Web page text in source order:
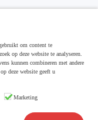
om content te
op deze website te analyseren.
kunnen combineren met andere
deze website geeft u
Marketing